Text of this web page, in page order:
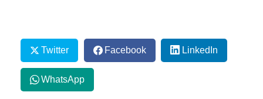
Twitter Facebook LinkedIn
WhatsApp